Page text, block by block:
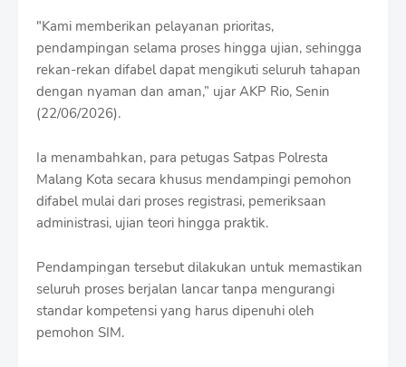
"Kami memberikan pelayanan prioritas,
pendampingan selama proses hingga ujian, sehingga
rekan-rekan difabel dapat mengikuti seluruh tahapan
dengan nyaman dan aman,” ujar AKP Rio, Senin
(22/06/2026).
Ia menambahkan, para petugas Satpas Polresta
Malang Kota secara khusus mendampingi pemohon
difabel mulai dari proses registrasi, pemeriksaan
administrasi, ujian teori hingga praktik.
Pendampingan tersebut dilakukan untuk memastikan
seluruh proses berjalan lancar tanpa mengurangi
standar kompetensi yang harus dipenuhi oleh
pemohon SIM.